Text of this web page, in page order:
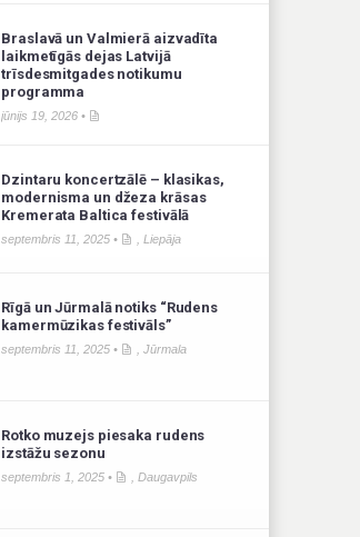
Braslavā un Valmierā aizvadīta
laikmetīgās dejas Latvijā
trīsdesmitgades notikumu
programma
jūnijs 19, 2026 •
Dzintaru koncertzālē – klasikas,
modernisma un džeza krāsas
Kremerata Baltica festivālā
septembris 11, 2025 • ,Liepāja
Rīgā un Jūrmalā notiks “Rudens
kamermūzikas festivāls”
septembris 11, 2025 • ,Jūrmala
Rotko muzejs piesaka rudens
izstāžu sezonu
septembris 1, 2025 • ,Daugavpils